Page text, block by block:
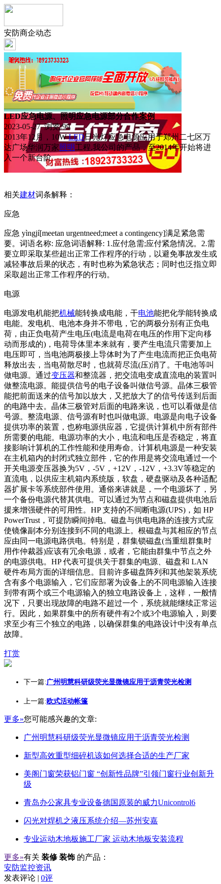
安防商企动态
LED应急电源、照明应急电源部分合作案例
2023-05-27 浏览:99
2013年12月，10WLED日光灯应急电源应用于郑州二七区万
达广场华润万家照明工程,我公司的产品，至2014年开始将进
入一个新台阶
相关建材词条解释：
应急
应急 yìngjí[meetan urgentneed;meet a contingency]满足紧急需
要。词语名称: 应急词语解释: 1.应付急需;应付紧急情况。2.需
要立即采取某些超出正常工作程序的行动，以避免事故发生或
减轻事故后果的状态，有时也称为紧急状态；同时也泛指立即
采取超出正常工作程序的行动。
电源
电源发电机能把机械能转换成电能，干电池能把化学能转换成
电能。发电机、电池本身并不带电，它的两极分别有正负电
荷，由正负电荷产生电压(电流是电荷在电压的作用下定向移
动而形成的)，电荷导体里本来就有，要产生电流只需要加上
电压即可，当电池两极接上导体时为了产生电流而把正负电荷
释放出去，当电荷散尽时，也就荷尽流(压)消了。干电池等叫
做电源。通过变压器和整流器，把交流电变成直流电的装置叫
做整流电源。能提供信号的电子设备叫做信号源。晶体三极管
能把前面送来的信号加以放大，又把放大了的信号传送到后面
的电路中去。晶体三极管对后面的电路来说，也可以看做是信
号源。整流电源、信号源有时也叫做电源。电源是向电子设备
提供功率的装置，也称电源供应器，它提供计算机中所有部件
所需要的电能。电源功率的大小，电流和电压是否稳定，将直
接影响计算机的工作性能和使用寿命。计算机电源是一种安装
在主机箱内的封闭式独立部件，它的作用是将交流电通过一个
开关电源变压器换为5V，-5V，+12V，-12V，+3.3V等稳定的
直流电，以供应主机箱内系统版，软盘，硬盘驱动及各种适配
器扩展卡等系统部件使用。通俗来讲就是，一个电源坏了，另
一个备份电源代替其供电。可以通过为节点和磁盘提供电池后
援来增强硬件的可用性。HP 支持的不间断电源(UPS)，如 HP
PowerTrust，可提防瞬间掉电。磁盘与供电电路的连接方式应
使镜像副本分别连接到不同的电源上。根磁盘与其相应的节点
应由同一电源电路供电。特别是，群集锁磁盘(当重组群集时
用作仲裁器)应该有冗余电源，或者，它能由群集中节点之外
的电源供电。HP 代表可提供关于群集的电源、磁盘和 LAN
硬件布局方面的详细信息。目前许多磁盘阵列和其他架装系统
含有多个电源输入，它们应部署为设备上的不同电源输入连接
到带有两个或三个电源输入的独立电路设备上，这样，一般情
况下，只要出现故障的电路不超过一个，系统就能继续正常运
行。因此，如果群集中的所有硬件有2个或3个电源输入，则要
求至少有三个独立的电路，以确保群集的电路设计中没有单点
故障。
打赏
下一篇:广州明慧科研级荧光显微镜应用于沥青荧光检测
上一篇: 欧式活动帐篷
更多»您可能感兴趣的文章:
广州明慧科研级荧光显微镜应用于沥青荧光检测
新型高效重型细碎机该如何选择合适的生产厂家
美阁门窗荣获铝门窗 “创新性品牌”引领门窗行业创新升
级
青岛办公家具专业设备德国原装的威力Unicontrol6
闪光对焊机之液压系统介绍—苏州安嘉
专业运动木地板施工厂家 运动木地板安装流程
更多»有关 装修 装饰 的产品：
安防监控资讯
发表评论 | 0评